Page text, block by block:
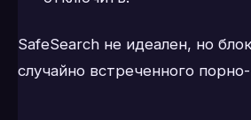
SafeSearch не идеален, но
случайно встреченного